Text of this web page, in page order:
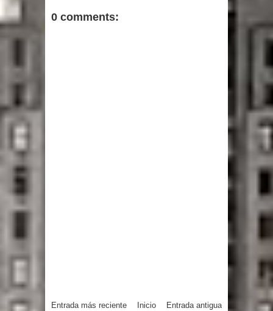
0 comments:
Entrada más reciente Entrada antigua
Inicio